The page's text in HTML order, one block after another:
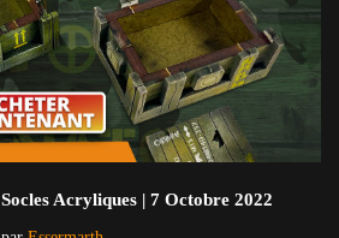
Socles Acryliques | 7 Octobre 2022